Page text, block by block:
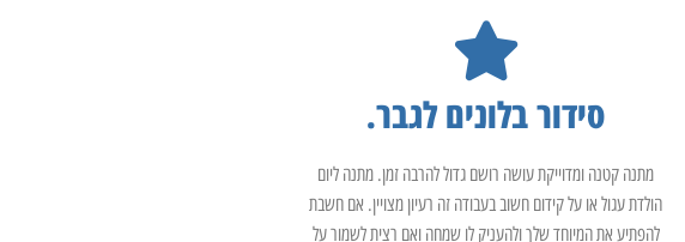
סידור בלונים לגבר.
מתנה קטנה ומדוייקת עושה רושם גדול להרבה זמן. מתנה ליום
הולדת עגול או על קידום חשוב בעבודה זה רעיון מצויין. אם חשבת
להפתיע את המיוחד שלך ולהעניק לו שמחה ואם רצית לשמור על